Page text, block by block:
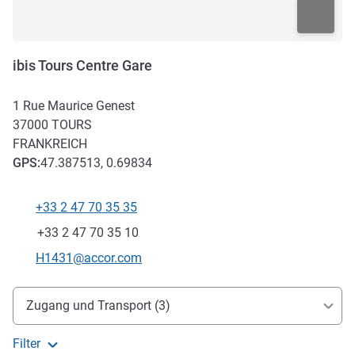
ibis Tours Centre Gare
1 Rue Maurice Genest
37000 TOURS
FRANKREICH
GPS:47.387513, 0.69834
+33 2 47 70 35 35
Fax
+33 2 47 70 35 10
Kontakt-E-Mail
H1431@accor.com
Erreichbarkeit und Anbindung
Zugang und Transport (3)
Filter